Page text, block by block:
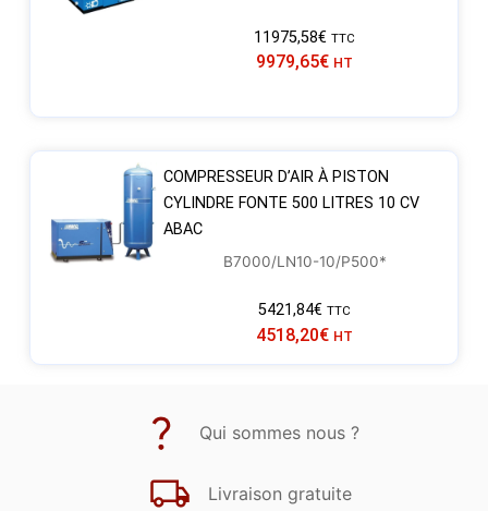
11975,58€ TTC
9979,65€ HT
COMPRESSEUR D’AIR À PISTON
CYLINDRE FONTE 500 LITRES 10 CV
ABAC
B7000/LN10-10/P500*
5421,84€ TTC
4518,20€ HT
Qui sommes nous ?
Livraison gratuite